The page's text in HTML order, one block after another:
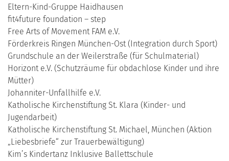
Eltern-Kind-Gruppe Haidhausen
fit4future foundation – step
Free Arts of Movement FAM e.V.
Förderkreis Ringen München-Ost (Integration durch Sport)
Grundschule an der Weilerstraße (für Schulmaterial)
Horizont e.V. (Schutzräume für obdachlose Kinder und ihre
Mütter)
Johanniter-Unfallhilfe e.V.
Katholische Kirchenstiftung St. Klara (Kinder- und
Jugendarbeit)
Katholische Kirchenstiftung St. Michael, München (Aktion
„Liebesbriefe“ zur Trauerbewältigung)
Kim’s Kindertanz Inklusive Ballettschule